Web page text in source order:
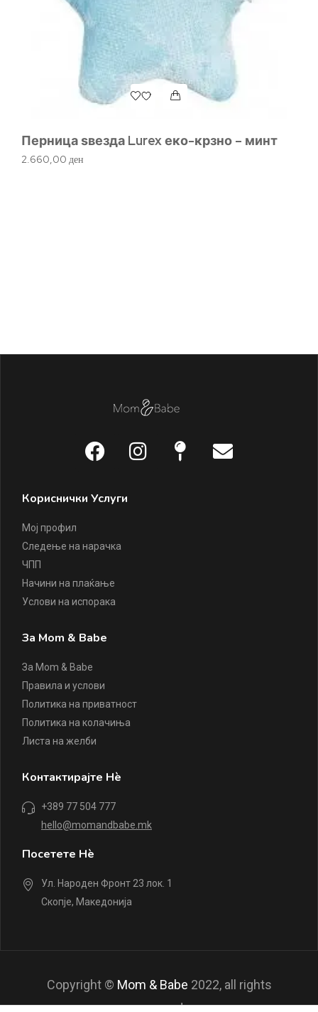
Перница ѕвезда Lurex еко-крзно – минт
2.660,00 ден
Кориснички Услуги
Мој профил
Следење на нарачка
ЧПП
Начини на плаќање
Услови на испорака
За Mom & Babe
За Mom & Babe
Правила и услови
Политика на приватност
Политика на колачиња
Листа на желби
Контактирајте Нè
+389 77 504 777
hello@momandbabe.mk
Посетете Нè
Ул. Народен Фронт 23 лок. 1
Скопје, Македонија
Copyright © Mom & Babe 2022, all rights
reserved.